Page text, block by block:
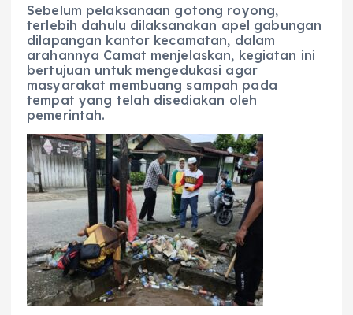
Sebelum pelaksanaan gotong royong,
terlebih dahulu dilaksanakan apel gabungan
dilapangan kantor kecamatan, dalam
arahannya Camat menjelaskan, kegiatan ini
bertujuan untuk mengedukasi agar
masyarakat membuang sampah pada
tempat yang telah disediakan oleh
pemerintah.